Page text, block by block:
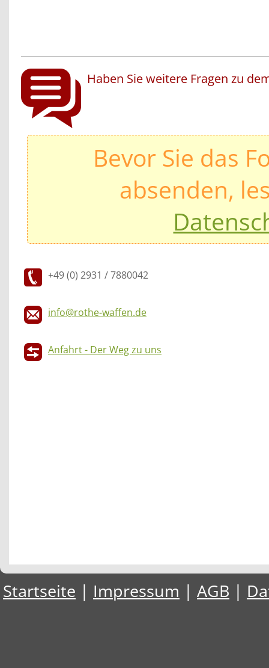
Haben Sie weitere Fragen zu
Bevor Sie das
absenden,
+49 (0) 2931 / 7880042
info@rothe-waffen.de
Anfahrt - Der Weg zu uns
Startseite | Impressum | AGB |